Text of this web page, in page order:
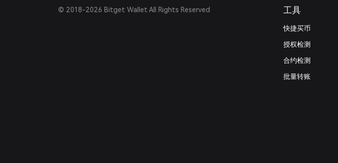
© 2018-2026 Bitget Wallet All Rights Reserved 工具
快捷买币
授权检测
合约检测
批量转账